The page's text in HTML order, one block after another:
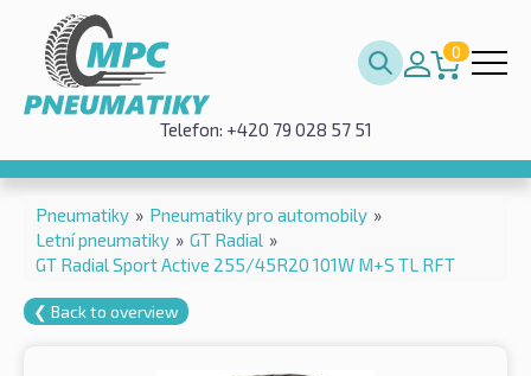
0
Telefon: +420 79 028 57 51
Pneumatiky » Pneumatiky pro automobily »
Letní pneumatiky » GT Radial »
GT Radial Sport Active 255/45R20 101W M+S TL RFT
❮ Back to overview